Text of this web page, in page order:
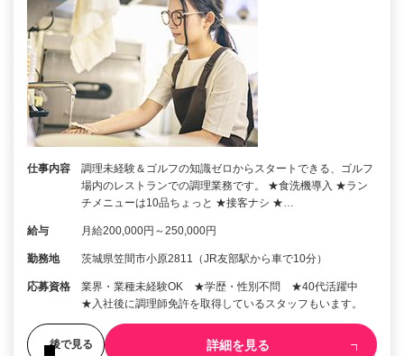
仕事内容
調理未経験＆ゴルフの知識ゼロからスタートできる、ゴルフ
場内のレストランでの調理業務です。 ★食洗機導入 ★ラン
チメニューは10品ちょっと ★接客ナシ ★…
給与 月給200,000円～250,000円
勤務地 茨城県笠間市小原2811（JR友部駅から車で10分）
応募資格
業界・業種未経験OK ★学歴・性別不問 ★40代活躍中
★入社後に調理師免許を取得しているスタッフもいます。
後で見る 詳細を見る